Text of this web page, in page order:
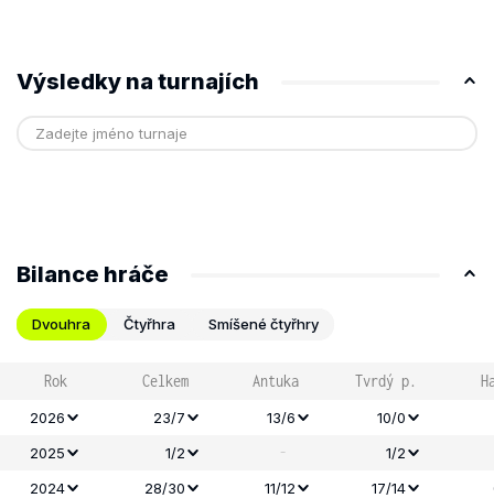
Výsledky na turnajích
Bilance hráče
Dvouhra Čtyřhra Smíšené čtyřhry
Rok Celkem Antuka Tvrdý p.
2026 23/7 13/6
10/0
2025
1/2 -
1/2
2024
28/30 11/12 17/14